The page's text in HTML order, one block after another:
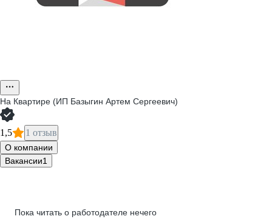
На Квартире (ИП Базыгин Артем Сергеевич)
1,5 1 отзыв
О компании
Вакансии1
Пока читать о работодателе нечего